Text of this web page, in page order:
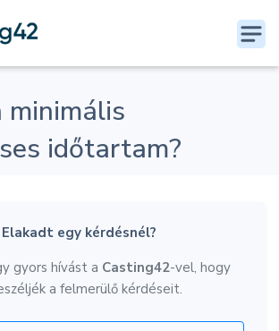
minimális
időtartam?
Elakadt egy kérdésnél?
gyors hívást a Casting42-vel, hogy
a felmerülő kérdéseit.